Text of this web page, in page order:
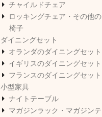
チャイルドチェア
ロッキングチェア・その他の
椅子
ダイニングセット
オランダのダイニングセット
イギリスのダイニングセット
フランスのダイニングセット
小型家具
ナイトテーブル
マガジンラック・マガジンテ